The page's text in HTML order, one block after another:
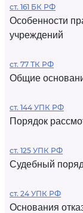
ст. 161 БК РФ
Особенности
учреждений
ст. 77 ТК РФ
Общие
ст. 144 УПК РФ
Порядок
ст. 125 УПК РФ
Судебный
ст. 24 УПК РФ
Основания